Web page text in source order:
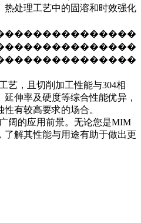
热处理工艺中的固溶和时效强化
艺，且切削加工性能与304相
伸率及硬度等综合性能优异，
有较高要求的场合。
阔的应用前景。无论您是MIM
解其性能与用途有助于做出更